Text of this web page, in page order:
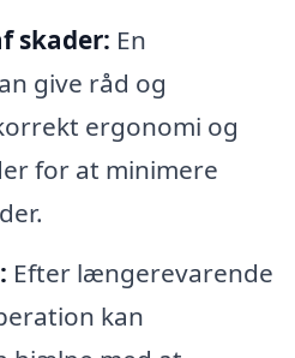
skader: En
give råd og
ergonomi og
for at minimere
Efter længerevarende
kan